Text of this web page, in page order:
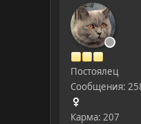
Постоялец
Сообщения:
Карма: 207